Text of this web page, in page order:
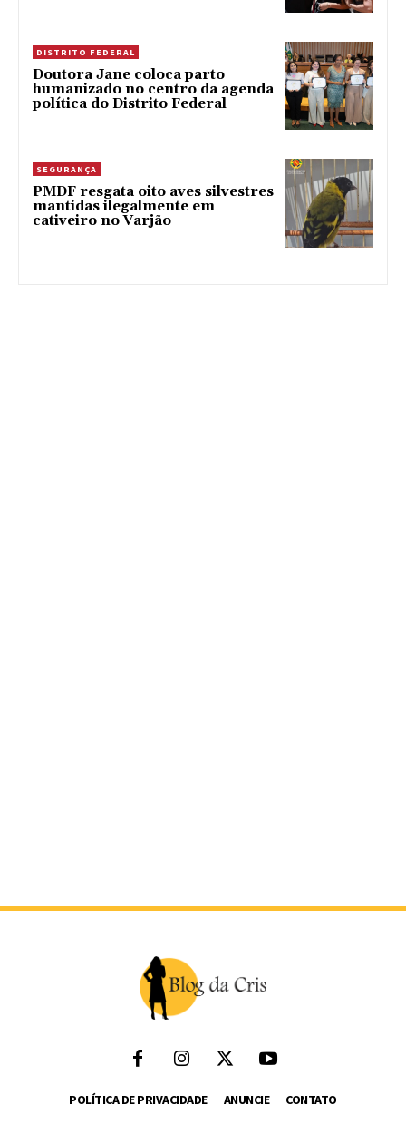
DISTRITO FEDERAL
Doutora Jane coloca parto
humanizado no centro da agenda
política do Distrito Federal
SEGURANÇA
PMDF resgata oito aves silvestres
mantidas ilegalmente em
cativeiro no Varjão
POLÍTICA DE PRIVACIDADE ANUNCIE CONTATO